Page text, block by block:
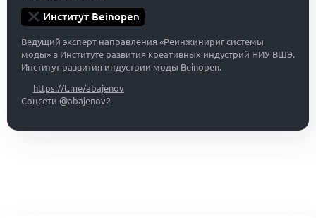
Институт Beinopen
Ведущий эксперт направления «Реинжинириг системы
моды» в Институте развития креативных индустрий НИУ ВШЭ.
Институт развития индустрии моды Beinopen.
https://t.me/abajenov
Соцсети @abajenov2